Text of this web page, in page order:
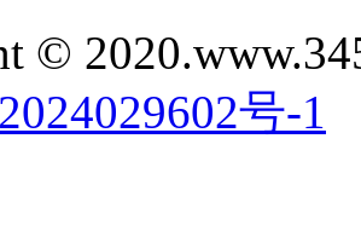
©
号-1